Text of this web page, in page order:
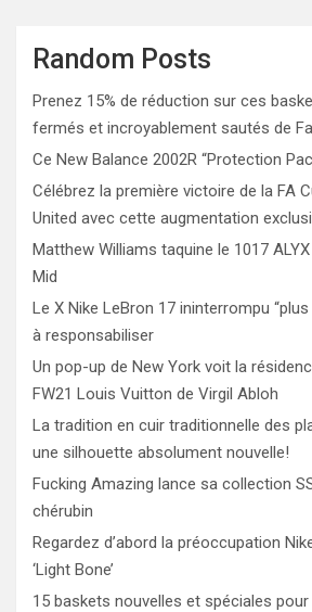
Random Posts
Prenez 15% de réduction sur ces
fermés et incroyablement sautés de
Ce New Balance 2002R “Protection
Célébrez la première victoire de la FA
United avec cette augmentation
Matthew Williams taquine le 1017 ALYX
Mid
Le X Nike LeBron 17 ininterrompu “plus
à responsabiliser
Un pop-up de New York voit la
FW21 Louis Vuitton de Virgil Abloh
La tradition en cuir traditionnelle des
une silhouette absolument nouvelle!
Fucking Amazing lance sa collection
chérubin
Regardez d’abord la préoccupation
‘Light Bone’
15 baskets nouvelles et spéciales